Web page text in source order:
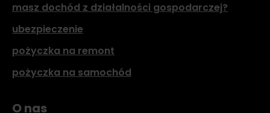
masz dochód z działalności gospodarczej?
ubezpieczenie
pożyczka na remont
pożyczka na samochód
O nas